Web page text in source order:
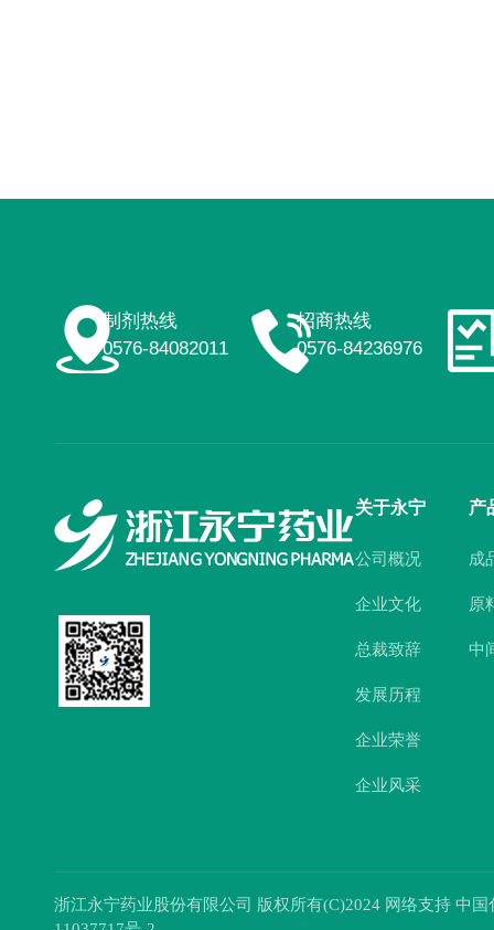
制剂热线
0576-84082011
招商热线
0576-84236976
关于永宁
公司概况
企业文化
总裁致辞
发展历程
企业荣誉
企业风采
产
成
原
中
浙江永宁药业股份有限公司 版权所有(C)2024 网络支持 中国